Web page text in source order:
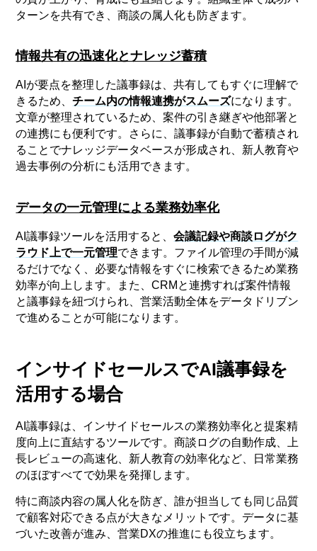
ターンを共有でき、商談の属人化も防ぎます。
情報共有の迅速化とナレッジ蓄積
AIが要点を整理した議事録は、共有してもすぐに理解で
きるため、チーム内の情報連携がスムーズになります。
文章が整理されているため、案件の引き継ぎや他部署と
の連携にも便利です。さらに、議事録が自動で蓄積され
ることでナレッジデータベースが形成され、新人教育や
過去事例の分析にも活用できます。
データの一元管理による業務効率化
AI議事録ツールを活用すると、会議記録や商談ログがク
ラウド上で一元管理できます。ファイル管理の手間が減
るだけでなく、必要な情報をすぐに検索できるため業務
効率が向上します。また、CRMと連携すれば案件情報
と議事録を紐づけられ、営業活動全体をデータドリブン
で進めることが可能になります。
インサイドセールスでAI議事録を
活用する場合
AI議事録は、インサイドセールスの業務効率化と提案精
度向上に直結するツールです。商談ログの自動作成、上
長レビューの高速化、新人教育の効率化など、日常業務
のほぼすべてで効果を発揮します。
特に商談内容の属人化を防ぎ、誰が担当しても同じ品質
で顧客対応できる点が大きなメリットです。データに基
づいた改善が進み、営業DXの推進にも役立ちます。